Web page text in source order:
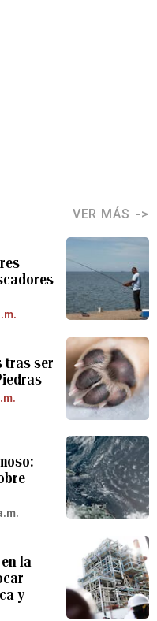
VER MÁS
tras ser
la
y